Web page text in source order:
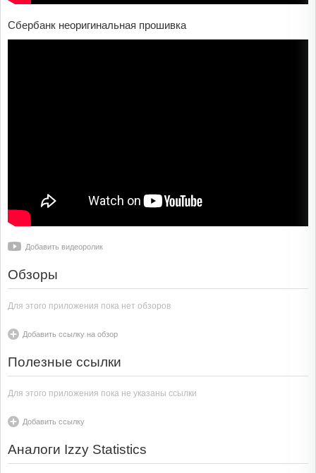
Сбербанк неоригинальная прошивка
Добавить видеоролик
Обзоры
Для этого приложения пока нет обзоров
Добавить ссылку на обзор
Полезные ссылки
Для этого приложения пока не указаны ссылки
Добавить ссылку
Аналоги Izzy Statistics